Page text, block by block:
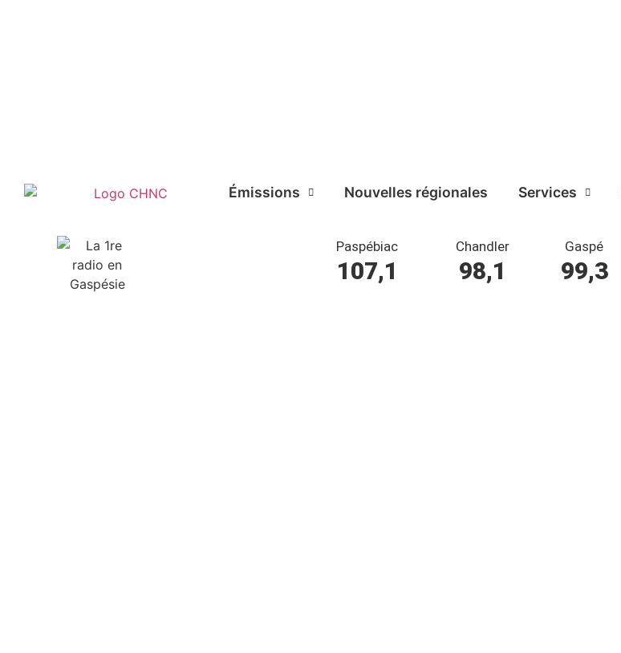
Émissions Nouvelles régionales Services
Paspébiac
107,1
Chandler
98,1
Gaspé
99,3